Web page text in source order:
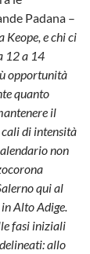
Padana –
e chi ci
12 a 14
opportunità
quanto
il
di intensità
non
qui al
Alto Adige.
fasi iniziali
allo